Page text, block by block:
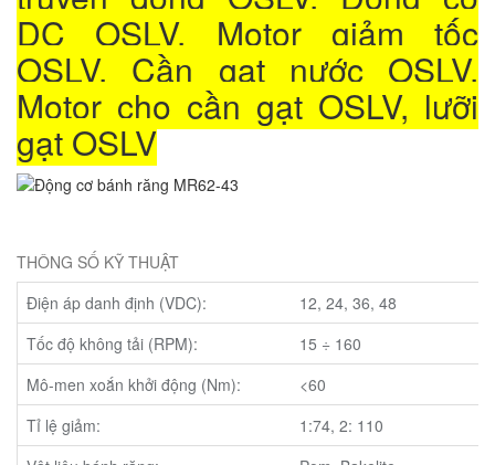
DC OSLV, Motor giảm tốc
OSLV, Cần gạt nước OSLV,
Motor cho cần gạt OSLV, lưỡi
gạt OSLV
THÔNG SỐ KỸ THUẬT
Điện áp danh định (VDC):
12, 24, 36, 48
Tốc độ không tải (RPM):
15 ÷ 160
Mô-men xoắn khởi động (Nm):
<60
Tỉ lệ giảm:
1:74, 2: 110